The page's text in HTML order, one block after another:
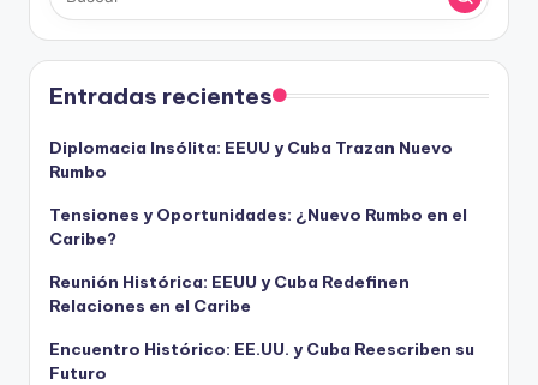
Entradas recientes
Diplomacia Insólita: EEUU y Cuba Trazan Nuevo
Rumbo
Tensiones y Oportunidades: ¿Nuevo Rumbo en el
Caribe?
Reunión Histórica: EEUU y Cuba Redefinen
Relaciones en el Caribe
Encuentro Histórico: EE.UU. y Cuba Reescriben su
Futuro